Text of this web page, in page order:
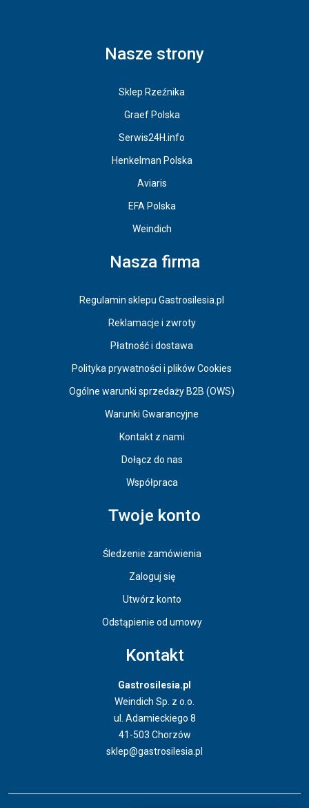
Nasze strony
Sklep Rzeźnika
Graef Polska
Serwis24H.info
Henkelman Polska
Aviaris
EFA Polska
Weindich
Nasza firma
Regulamin sklepu Gastrosilesia.pl
Reklamacje i zwroty
Płatność i dostawa
Polityka prywatności i plików Cookies
Ogólne warunki sprzedaży B2B (OWS)
Warunki Gwarancyjne
Kontakt z nami
Dołącz do nas
Współpraca
Twoje konto
Śledzenie zamówienia
Zaloguj się
Utwórz konto
Odstąpienie od umowy
Kontakt
Gastrosilesia.pl
Weindich Sp. z o.o.
ul. Adamieckiego 8
41-503 Chorzów
sklep@gastrosilesia.pl